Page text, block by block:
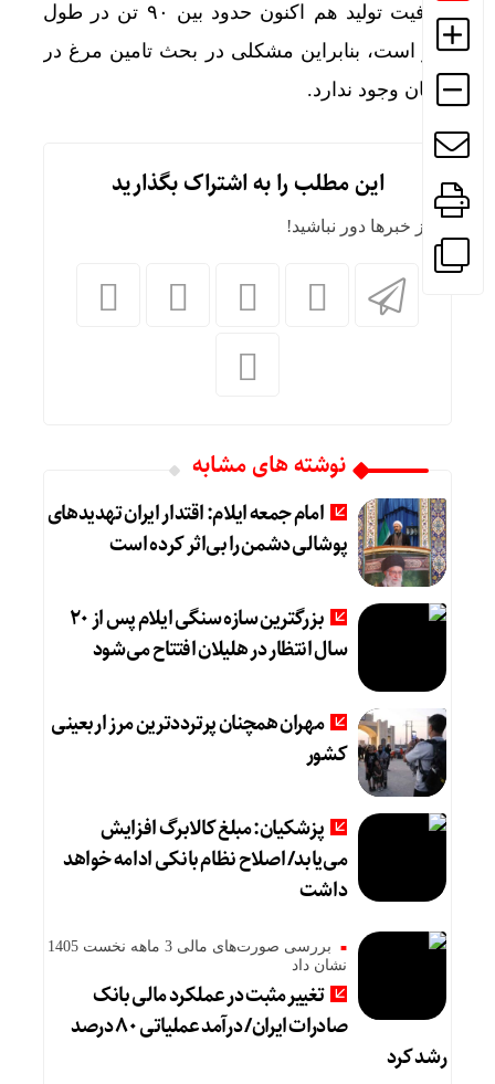
ظرفیت تولید هم اکنون حدود بین ۹۰ تن در طول
روز است، بنابراین مشکلی در بحث تامین مرغ در
استان وجود ندارد.
این مطلب را به اشتراک بگذارید
از خبرها دور نباشید!
نوشته های مشابه
امام جمعه ایلام: اقتدار ایران تهدیدهای
پوشالی دشمن را بی‌اثر کرده است
بزرگترین سازه سنگی ایلام پس از ۲۰
سال انتظار در هلیلان افتتاح می‌شود
مهران همچنان پرترددترین مرز اربعینی
کشور
پزشکیان: مبلغ کالابرگ افزایش
می‌یابد/ اصلاح نظام بانکی ادامه خواهد
داشت
بررسی صورت‌های مالی 3 ماهه نخست 1405
نشان داد
تغییر مثبت در عملکرد مالی بانک
صادرات ایران/ درآمد عملیاتی ۸۰ درصد
رشد کرد